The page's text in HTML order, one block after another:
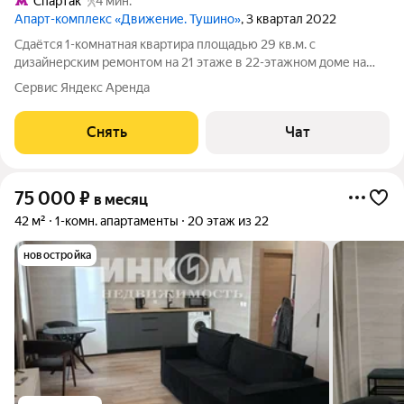
Апарт-комплекс «Движение. Тушино», 3 квартал 2022
Сдаётся 1-комнатная квартира площадью 29 кв.м. с
дизайнерским ремонтом на 21 этаже в 22-этажном доме на
срок от 11 месяцев. Из техники есть: Телевизор Стиральная
машина Холодильник Посудомоечная машина Кондиционер
Бойлер Микроволновка Дом -
Сервис Яндекс Аренда
Снять Чат
75 000 ₽ в месяц
42 м² 1-комн. апартаменты 20 этаж из 22
новостройка